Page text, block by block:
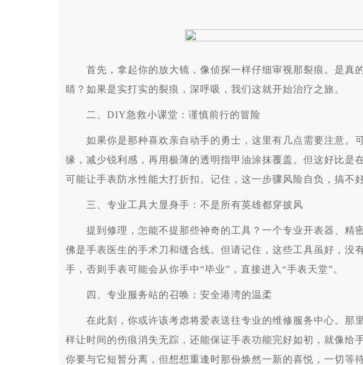
首先，拿起你的放大镜，像侦探一样仔细审视那裂痕。是真
睛？如果是实打实的裂痕，深呼吸，我们这就开始治疗之旅。
二、DIY急救小课堂：谨慎前行的冒险
如果你是那种喜欢亲自动手的勇士，这里有几点需要注意。
缘，减少锐利感，再用极薄的透明指甲油涂抹覆盖。但这好比是
可能让手表防水性能大打折扣。记住，这一步骤风险自负，搞不
三、专业工具大显身手：不是所有英雄都穿披风
提到修理，怎能不提那些神奇的工具？一个专业开表器、精
佛是手表医生的手术刀和缝合线。但请记住，这些工具虽好，没
手，否则手表可能会从你手中“毕业”，直接进入“手表天堂”。
四、专业服务站的召唤：安全港湾的温柔
在此刻，你或许该考虑将爱表送往专业的维修服务中心。那
样让时间的伤痕消失无踪，还能保证手表功能完好如初，就像给
你要与它短暂分离，但想想重逢时那份焕然一新的喜悦，一切等